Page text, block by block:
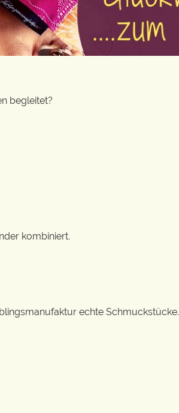
begleitet?
kombiniert.
echte Schmuckstücke.